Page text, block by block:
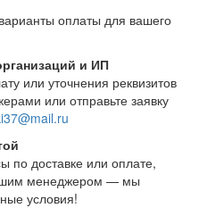
оплаты для вашего
и ИП
или уточнения реквизитов
или отправьте заявку
по доставке или оплате,
менеджером — мы
условия!